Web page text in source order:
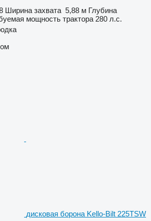
Ширина захвата 5,88 м Глубина
мощность трактора 280 л.с.
дисковая борона Kello-Bilt 225TSW